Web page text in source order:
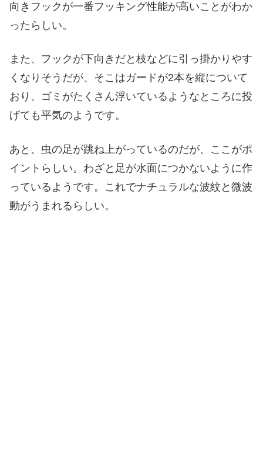
向きフックが一番フッキング性能が高いことがわか
ったらしい。
また、フックが下向きだと枝などに引っ掛かりやす
くなりそうだが、そこはガードが2本を縦について
おり、ゴミがたくさん浮いているようなところに投
げても平気のようです。
あと、虫の足が跳ね上がっているのだが、ここがポ
イントらしい。わざと足が水面につかないように作
っているようです。これでナチュラルな波紋と微波
動がうまれるらしい。